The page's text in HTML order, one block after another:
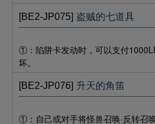
[BE2-JP075] 盗贼的七道具
①：陷阱卡发动时，可以支付
坏。
[BE2-JP076] 升天的角笛
①：自己或对手将怪兽召唤·反转召